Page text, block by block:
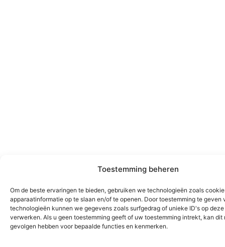
Toestemming beheren
Om de beste ervaringen te bieden, gebruiken we technologieën zoals
apparaatinformatie op te slaan en/of te openen. Door toestemming te geven
technologieën kunnen we gegevens zoals surfgedrag of unieke ID's op
verwerken. Als u geen toestemming geeft of uw toestemming intrekt, kan dit
gevolgen hebben voor bepaalde functies en kenmerken.